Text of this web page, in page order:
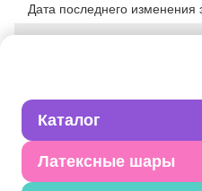
Каталог
Латексные шары
Дата последнего изменения
Вес
Спрячьте в ладони снежинку
желание под бой курантов!
волшебной! В упаковке 8
тарелок с блестящими
Размер тарелок: 17 см.